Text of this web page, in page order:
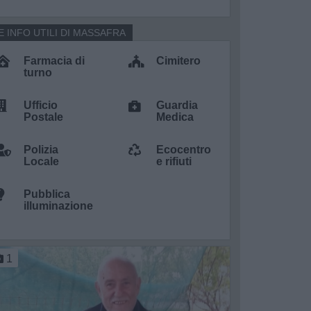
Farmacia di
turno
Cimitero
Ufficio
Postale
Guardia
Medica
Polizia
Locale
Ecocentro
e rifiuti
Pubblica
illuminazione
INFO UTILI DI MASSAFRA
1